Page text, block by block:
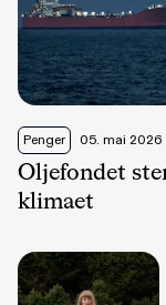
Penger 05. mai 2026
Oljefondet
klimaet